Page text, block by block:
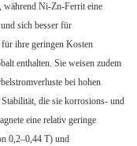
während Ni-Zn-Ferrit eine
sich besser für
ihre geringen Kosten
enthalten. Sie weisen zudem
bei hohen
die sie korrosions- und
eine relativ geringe
0,2–0,44 T) und